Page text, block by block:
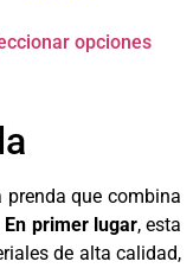
opciones
prenda que combina
En primer lugar, esta
de alta calidad,